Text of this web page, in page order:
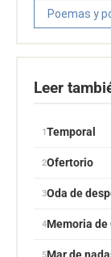
Poemas y
Leer
Temporal
Ofertorio
Oda de
Memoria de